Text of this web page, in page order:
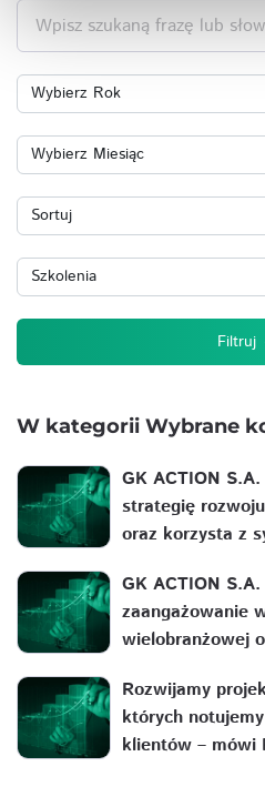
Wpisz szukaną frazę lub
Filtruj
W kategorii Wybrane
GK ACTION
strategię
oraz korzysta z
GK ACTION
zaangażowanie
wielobranżowej
Rozwijamy
których
klientów –